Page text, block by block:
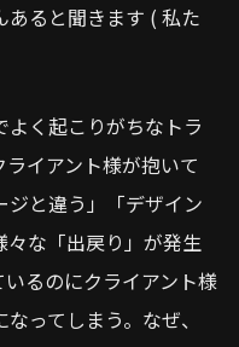
ると聞きます ( 私た
よく起こりがちなトラ
イアント様が抱いて
ジと違う」「デザイン
な「出戻り」が発生
るのにクライアント様
ってしまう。なぜ、